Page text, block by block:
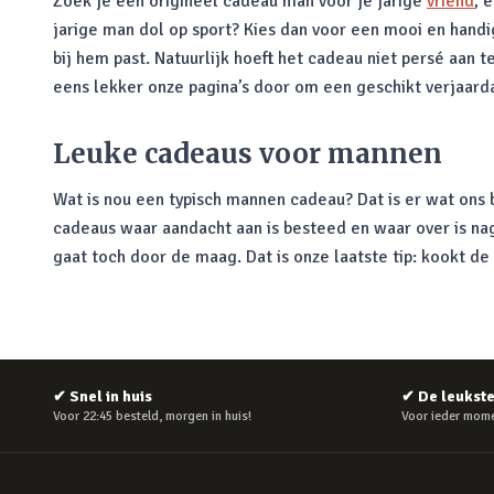
jarige man dol op sport? Kies dan voor een mooi en
bij hem past. Natuurlijk hoeft het cadeau niet persé aan
eens lekker onze pagina’s door om een geschikt
Leuke cadeaus voor mannen
Wat is nou een typisch mannen cadeau? Dat is er wat
cadeaus waar aandacht aan is besteed en waar over is
gaat toch door de maag. Dat is onze laatste tip: kookt
✔ Snel in huis
Voor 22:45 besteld, morgen in huis!
✔ De
Voor ieder